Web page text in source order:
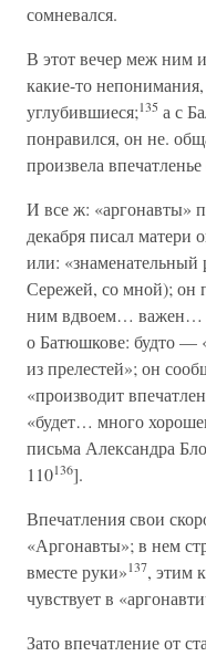
сомневался.
В этот вечер меж ним
какие-то
углубившиеся;135 а с
понравился, он не.
произвела
И все ж: «аргонавты»
декабря писал
или:
Сережей, со мной); он
ним вдвоем… важен…
о Батюшкове: будто —
из прелестей»; он
«производит
«будет… много
письма Александра
110136].
Впечатления свои
«Аргонавты»; в нем
вместе руки»137, этим
чувствует в
Зато впечатление от